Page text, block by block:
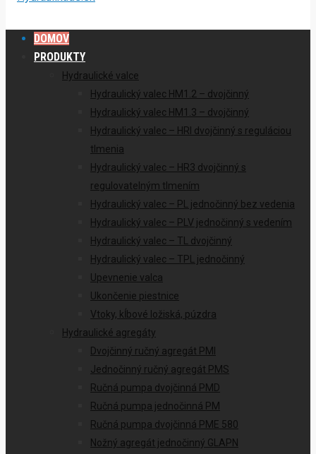
DOMOV
PRODUKTY
Hydraulické valce
Hydraulický valec HM1.2 – dvojčinný
Hydraulický valec HM1.3 – dvojčinný
Hydraulický valec – HRI dvojčinný s reguláciou
tlmenia
Hydraulický valec – HR3 dvojčinný s
regulovatelným tlmením
Hydraulický valec – PL jednočinný bez vedenia
Hydraulický valec – PLV jednočinný s vedením
Hydraulický valec – TL dvojčinný
Hydraulický valec – TPL jednočinný
Upevnenie valca
Ukončenie piestnice
Vtoky, kĺbové ložiská, púzdra
Hydraulické agregáty
Dvojčinný ručný agregát PMI
Jednočinný ručný agregát PMS
Ručná pumpa dvojčinná PMD
Ručná pumpa jednočinná PM
Ručná pumpa dvojčinná PME 580
Nožný agregát jednočinný GLAPN